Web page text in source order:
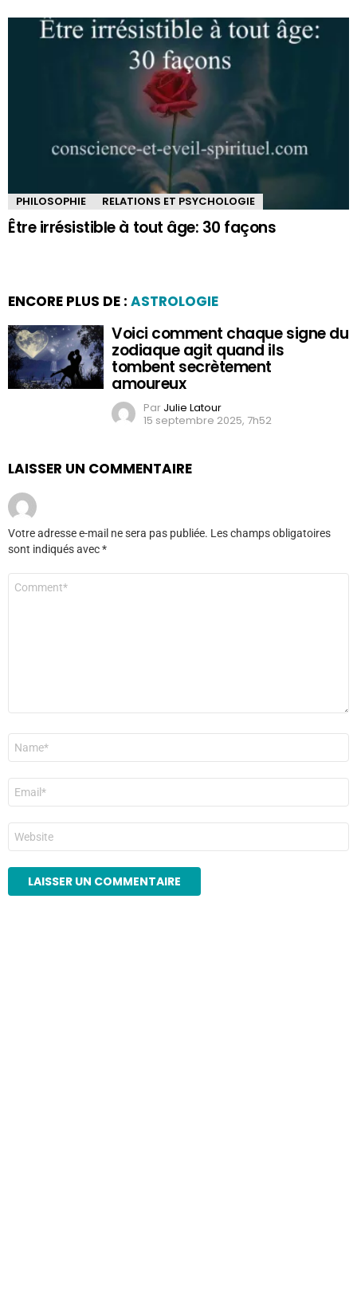
PHILOSOPHIE RELATIONS ET PSYCHOLOGIE
Être irrésistible à tout âge: 30 façons
ENCORE PLUS DE : ASTROLOGIE
Voici comment chaque signe du
zodiaque agit quand ils
tombent secrètement
amoureux
Par Julie Latour
15 septembre 2025, 7h52
LAISSER UN COMMENTAIRE
Votre adresse e-mail ne sera pas publiée. Les champs obligatoires
sont indiqués avec*
Commentaire
Nom
E-
mail
*
Site
web